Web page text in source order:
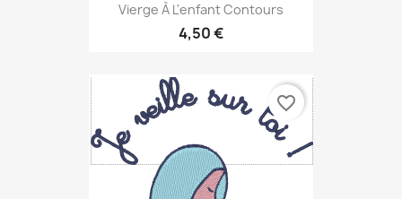
Vierge À L'enfant Contours
4,50 €
favorite_border